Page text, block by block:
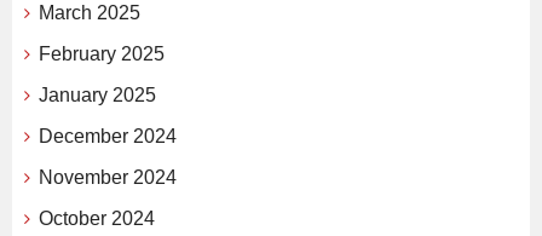
March 2025
February 2025
January 2025
December 2024
November 2024
October 2024